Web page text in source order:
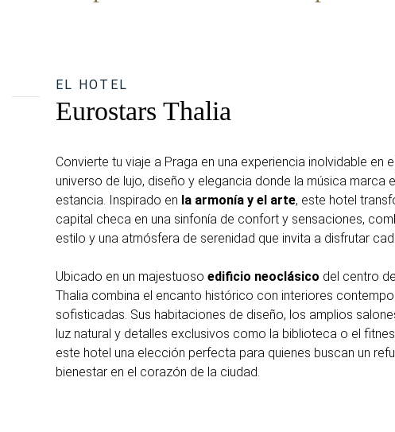
EL HOTEL
Eurostars Thalia
Convierte tu viaje a Praga en una experiencia inolvidable en
universo de lujo, diseño y elegancia donde la música marca
estancia. Inspirado en la armonía y el arte, este hotel
capital checa en una sinfonía de confort y sensaciones,
estilo y una atmósfera de serenidad que invita a disfrutar
Ubicado en un majestuoso edificio neoclásico del centro
Thalia combina el encanto histórico con interiores
sofisticadas. Sus habitaciones de diseño, los amplios
luz natural y detalles exclusivos como la biblioteca o el
este hotel una elección perfecta para quienes buscan un
bienestar en el corazón de la ciudad.